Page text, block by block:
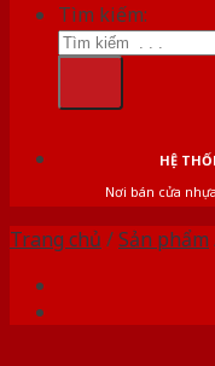
Tìm kiếm:
HỆ
Nơi bán cửa
Trang chủ /Sản phẩm